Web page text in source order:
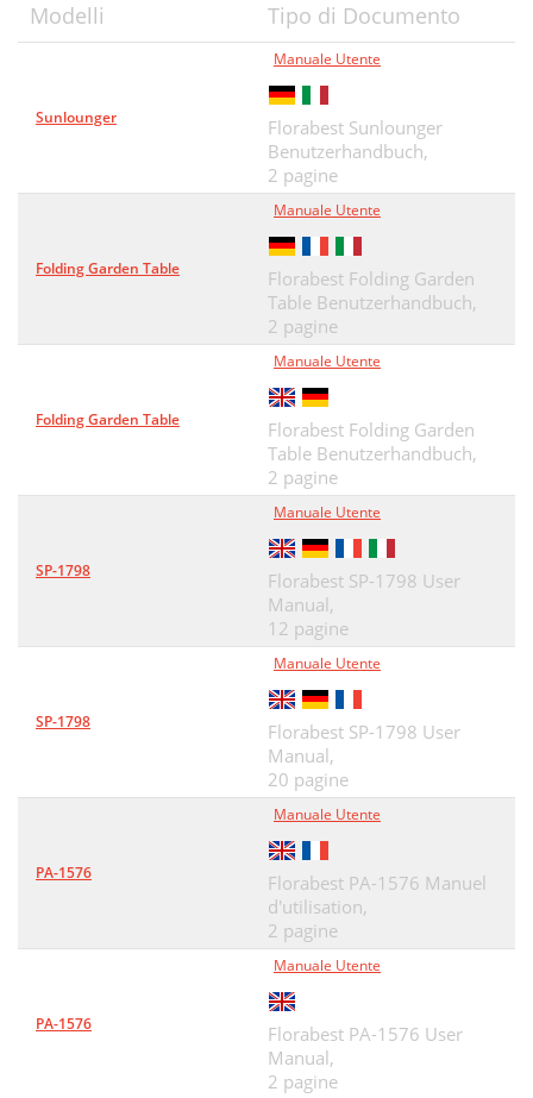
Modelli Tipo di Documento
Sunlounger
Manuale Utente
Florabest Sunlounger
Benutzerhandbuch,
2 pagine
Folding Garden Table
Manuale Utente
Florabest Folding Garden
Table Benutzerhandbuch,
2 pagine
Folding Garden Table
Manuale Utente
Florabest Folding Garden
Table Benutzerhandbuch,
2 pagine
SP-1798
Manuale Utente
Florabest SP-1798 User
Manual,
12 pagine
SP-1798
Manuale Utente
Florabest SP-1798 User
Manual,
20 pagine
PA-1576
Manuale Utente
Florabest PA-1576 Manuel
d'utilisation,
2 pagine
PA-1576
Manuale Utente
Florabest PA-1576 User
Manual,
2 pagine